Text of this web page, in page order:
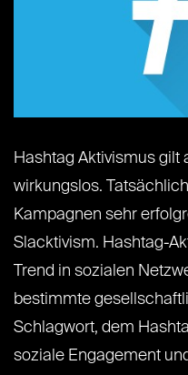
Hashtag Aktivismus gilt
wirkungslos.
Kampagnen sehr
Slacktivism. Hashtag-
Trend in sozialen
bestimmte
Schlagwort, dem
soziale Engagement